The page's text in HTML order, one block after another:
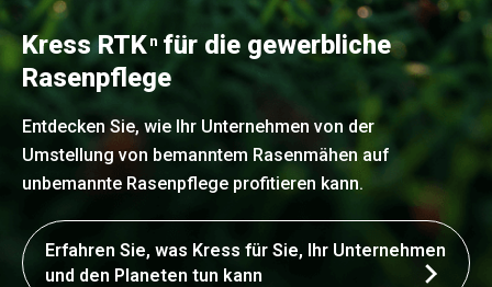
Kress RTK nfür die gewerbliche
Rasenpflege
Entdecken Sie, wie Ihr Unternehmen von der
Umstellung von bemanntem Rasenmähen auf
unbemannte Rasenpflege profitieren kann.
Erfahren Sie, was Kress für Sie, Ihr Unternehmen
und den Planeten tun kann